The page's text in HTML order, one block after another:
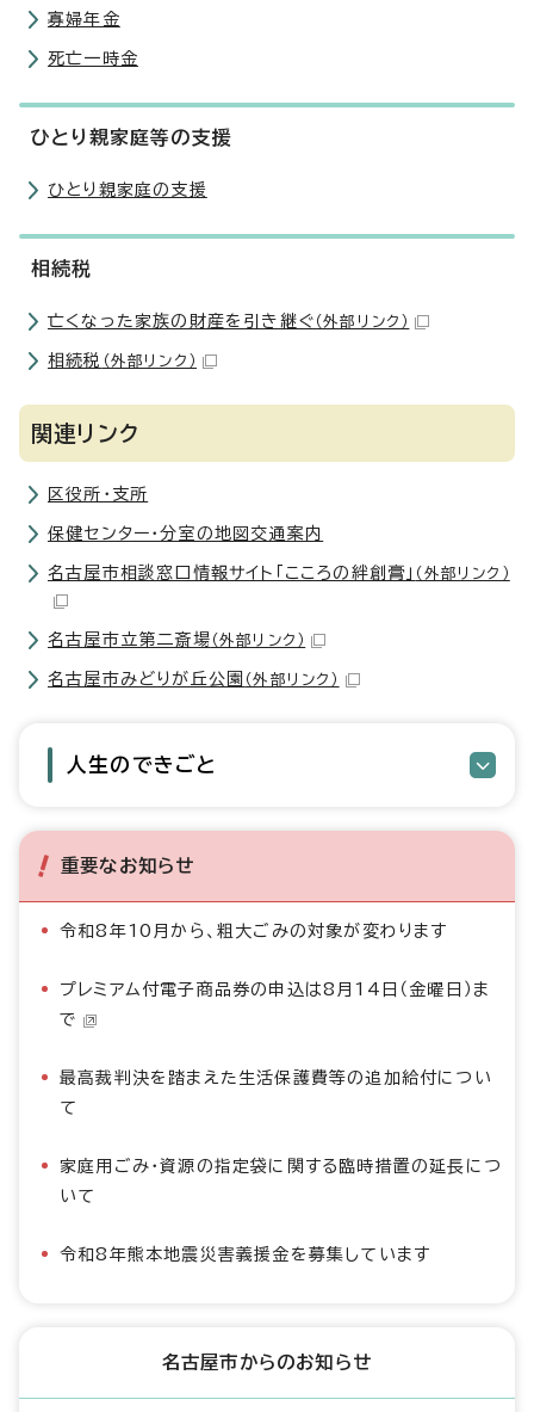
寡婦年金
死亡一時金
ひとり親家庭等の支援
ひとり親家庭の支援
相続税
亡くなった家族の財産を引き継ぐ （外部リンク）
相続税 （外部リンク）
関連リンク
区役所・支所
保健センター・分室の地図交通案内
名古屋市相談窓口情報サイト「こころの絆創膏」 （外部リンク）
名古屋市立第二斎場 （外部リンク）
名古屋市みどりが丘公園 （外部リンク）
人生のできごと
重要なお知らせ
令和8年10月から、粗大ごみの対象が変わります
プレミアム付電子商品券の申込は8月14日（金曜日）ま
で
最高裁判決を踏まえた生活保護費等の追加給付につい
て
家庭用ごみ・資源の指定袋に関する臨時措置の延長につ
いて
令和8年熊本地震災害義援金を募集しています
名古屋市からのお知らせ